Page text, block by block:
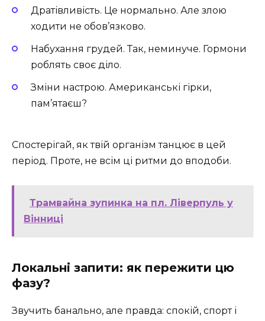
Дратівливість. Це нормально. Але злою
ходити не обов’язково.
Набухання грудей. Так, неминуче. Гормони
роблять своє діло.
Зміни настрою. Американські гірки,
пам’ятаєш?
Спостерігай, як твій організм танцює в цей
період. Проте, не всім ці ритми до вподоби.
Трамвайна зупинка на пл. Ліверпуль у
Вінниці
Локальні запити: як пережити цю
фазу?
Звучить банально, але правда: спокій, спорт і